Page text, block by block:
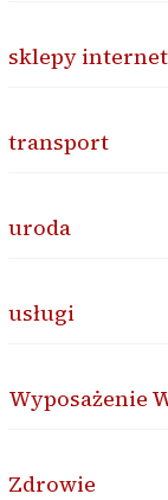
sklepy
transport
uroda
usługi
Wyposażenie
Zdrowie